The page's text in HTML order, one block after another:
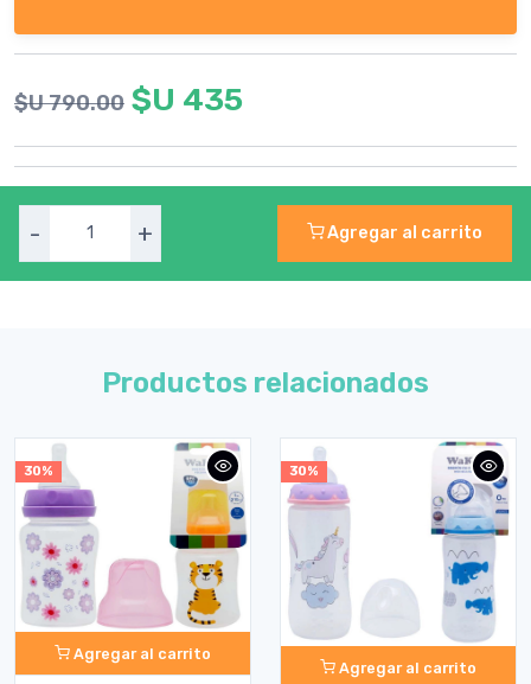
$U 790.00 $U 435
- + Agregar al carrito
Productos relacionados
30%
Agregar al carrito
30%
Agregar al carrito